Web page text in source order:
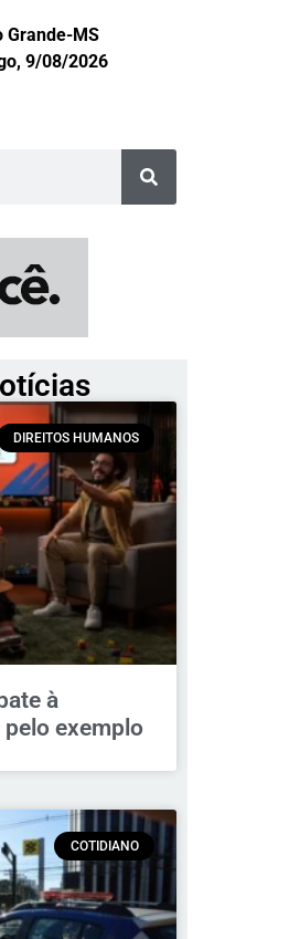
Grande-MS
9/08/2026
DIREITOS HUMANOS
à
exemplo
COTIDIANO